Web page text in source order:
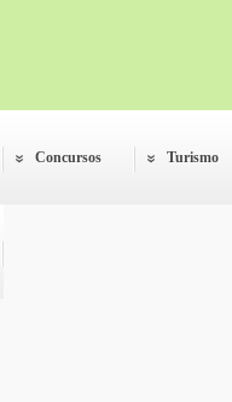
Concursos Turismo